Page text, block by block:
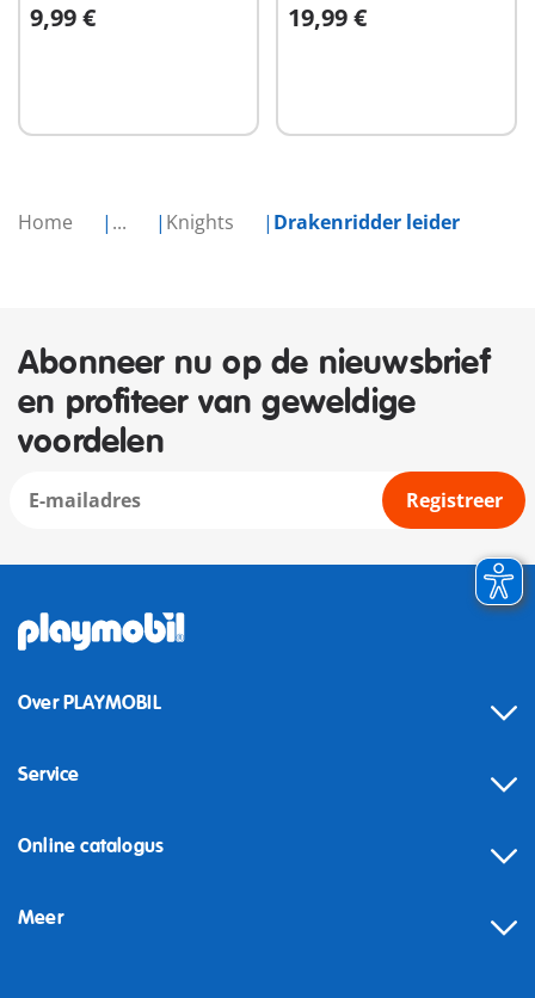
Home ... Knights Drakenridder leider
9,99 €
In winkelwagen 19,99 €
In winkelwagen
Abonneer nu op de nieuwsbrief
en profiteer van geweldige
voordelen
Registreer
Over PLAYMOBIL
Service
Online catalogus
Meer